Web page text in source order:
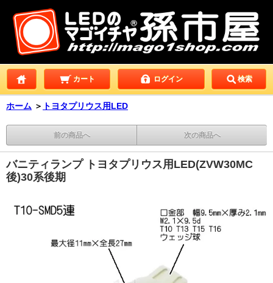
カート ログイン 検索
ホーム ＞ トヨタプリウス用LED
前の商品へ 次の商品へ
バニティランプ トヨタプリウス用LED(ZVW30MC
後)30系後期